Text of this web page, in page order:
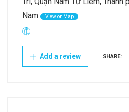
Trì, Quận Nam Từ Liêm, Thành
Nam
View on Map
Add a review SHARE: